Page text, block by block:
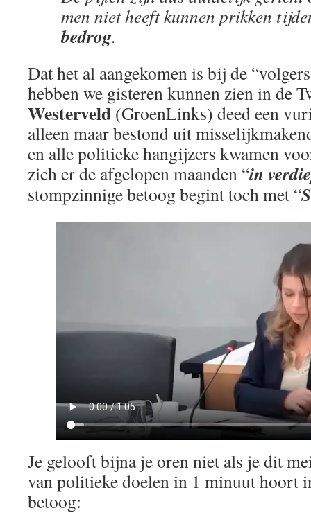
men niet heeft kunnen prikken
bedrog.
Dat het al aangekomen is bij de
hebben we gisteren kunnen zien in de
Westerveld (GroenLinks) deed een
alleen maar bestond uit
en alle politieke hangijzers kwamen
zich er de afgelopen maanden “in
stompzinnige betoog begint toch met “
Je gelooft bijna je oren niet als je dit
van politieke doelen in 1 minuut hoort
betoog: